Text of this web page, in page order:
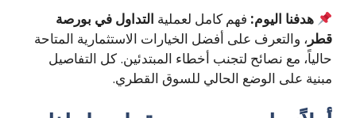
هدفنا اليوم: فهم كامل لعملية التداول في بورصة
قطر ، والتعرف على أفضل الخيارات الاستثمارية المتاحة
حالياً، مع نصائح لتجنب أخطاء المبتدئين. كل التفاصيل
مبنية على الوضع الحالي للسوق القطري.